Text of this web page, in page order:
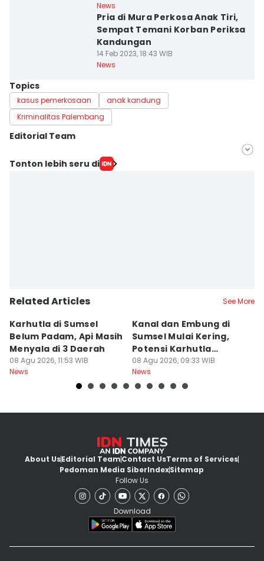
News
Pria di Mura Perkosa Anak Tiri,
Sempat Temani Korban Periksa
Kandungan
14 Feb 2023, 18:43 WIB
News
Topics
kasus pemerkosaan
anak kandung
Kriminalitas Palembang
Editorial Team
Editor
Tonton lebih seru di
Related Articles See More
Karhutla di Sumsel
Belum Padam, Api Masih
Menyala di 3 Daerah
08 Agu 2026, 11:53 WIB
News
Kanal dan Embung di
Sumsel Mulai Kering,
Potensi Karhutla
Meningkat
08 Agu 2026, 09:33 WIB
News
About UsEditorial TeamContact UsTerms of Services
Pedoman Media SiberIndexSitemap
Follow Us
Download